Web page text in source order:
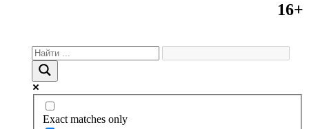
16+
Exact matches only